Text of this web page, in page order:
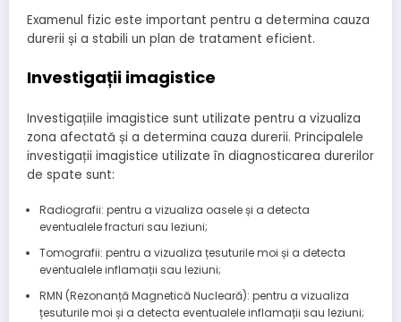
Examenul fizic este important pentru a determina cauza
durerii și a stabili un plan de tratament eficient.
Investigații imagistice
Investigațiile imagistice sunt utilizate pentru a vizualiza
zona afectată și a determina cauza durerii. Principalele
investigații imagistice utilizate în diagnosticarea durerilor
de spate sunt:
Radiografii: pentru a vizualiza oasele și a detecta
eventualele fracturi sau leziuni;
Tomografii: pentru a vizualiza țesuturile moi și a detecta
eventualele inflamații sau leziuni;
RMN (Rezonanță Magnetică Nucleară): pentru a vizualiza
țesuturile moi și a detecta eventualele inflamații sau leziuni;